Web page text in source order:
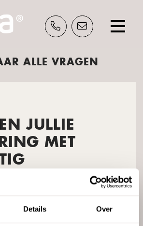
Details Over
ALLE VRAGEN
JULLIE
MET